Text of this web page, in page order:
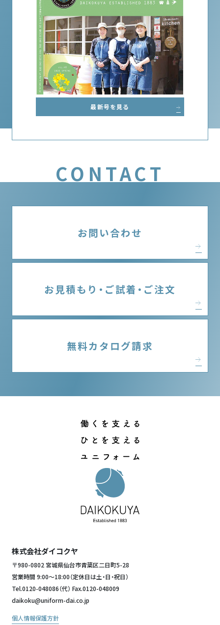
最新号を見る
CONTACT
お問い合わせ
お見積もり・ご試着・ご注文
無料カタログ請求
株式会社ダイコクヤ
〒980-0802 宮城県仙台市青葉区二日町5-28
営業時間 9:00～18:00（定休日は土・日・祝日）
Tel.0120-048086（代） Fax.0120-048009
daikoku@uniform-dai.co.jp
個人情報保護方針